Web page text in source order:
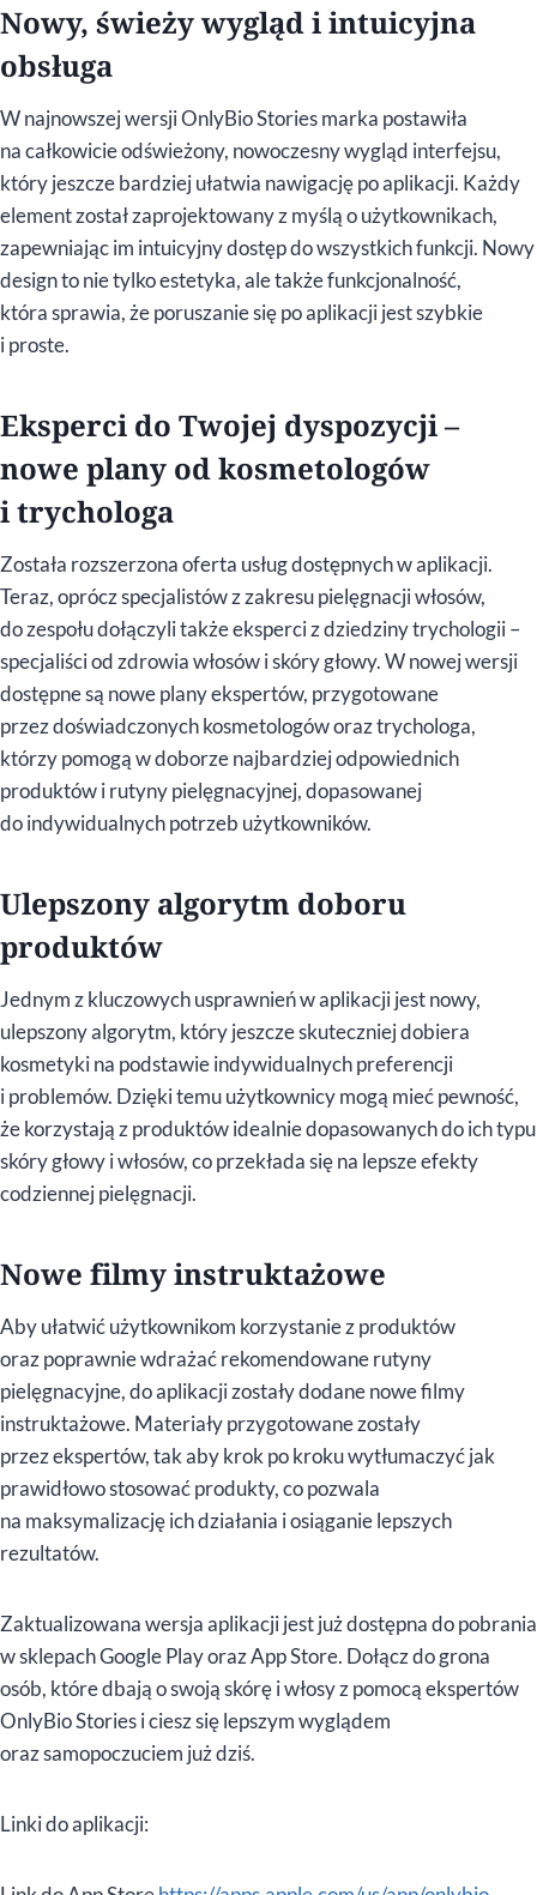
Nowy, świeży wygląd i intuicyjna
obsługa
W najnowszej wersji OnlyBio Stories marka postawiła
na całkowicie odświeżony, nowoczesny wygląd interfejsu,
który jeszcze bardziej ułatwia nawigację po aplikacji. Każdy
element został zaprojektowany z myślą o użytkownikach,
zapewniając im intuicyjny dostęp do wszystkich funkcji. Nowy
design to nie tylko estetyka, ale także funkcjonalność,
która sprawia, że poruszanie się po aplikacji jest szybkie
i proste.
Eksperci do Twojej dyspozycji –
nowe plany od kosmetologów
i trychologa
Została rozszerzona oferta usług dostępnych w aplikacji.
Teraz, oprócz specjalistów z zakresu pielęgnacji włosów,
do zespołu dołączyli także eksperci z dziedziny trychologii –
specjaliści od zdrowia włosów i skóry głowy. W nowej wersji
dostępne są nowe plany ekspertów, przygotowane
przez doświadczonych kosmetologów oraz trychologa,
którzy pomogą w doborze najbardziej odpowiednich
produktów i rutyny pielęgnacyjnej, dopasowanej
do indywidualnych potrzeb użytkowników.
Ulepszony algorytm doboru
produktów
Jednym z kluczowych usprawnień w aplikacji jest nowy,
ulepszony algorytm, który jeszcze skuteczniej dobiera
kosmetyki na podstawie indywidualnych preferencji
i problemów. Dzięki temu użytkownicy mogą mieć pewność,
że korzystają z produktów idealnie dopasowanych do ich typu
skóry głowy i włosów, co przekłada się na lepsze efekty
codziennej pielęgnacji.
Nowe filmy instruktażowe
Aby ułatwić użytkownikom korzystanie z produktów
oraz poprawnie wdrażać rekomendowane rutyny
pielęgnacyjne, do aplikacji zostały dodane nowe filmy
instruktażowe. Materiały przygotowane zostały
przez ekspertów, tak aby krok po kroku wytłumaczyć jak
prawidłowo stosować produkty, co pozwala
na maksymalizację ich działania i osiąganie lepszych
rezultatów.
Zaktualizowana wersja aplikacji jest już dostępna do pobrania
w sklepach Google Play oraz App Store. Dołącz do grona
osób, które dbają o swoją skórę i włosy z pomocą ekspertów
OnlyBio Stories i ciesz się lepszym wyglądem
oraz samopoczuciem już dziś.
Linki do aplikacji: